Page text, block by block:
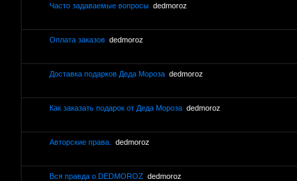
Часто задаваемые вопросы dedmoroz
Оплата заказов dedmoroz
Доставка подарков Деда Мороза dedmoroz
Как заказать подарок от Деда Мороза dedmoroz
Авторские права.
dedmoroz
Вся правда о DEDMOROZ dedmoroz